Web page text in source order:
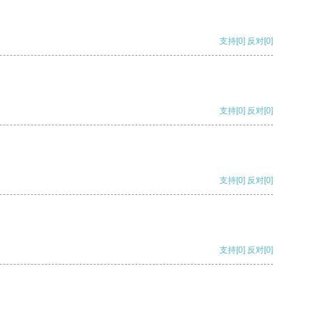
支持[0] 反对[0]
支持[0] 反对[0]
支持[0] 反对[0]
支持[0] 反对[0]